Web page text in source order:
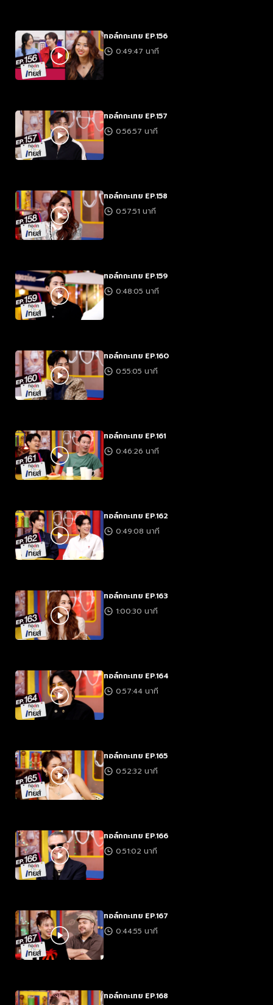
ทอล์กกะเทย EP.156
0:49:47 นาที
ทอล์กกะเทย EP.157
0:56:57 นาที
ทอล์กกะเทย EP.158
0:57:51 นาที
ทอล์กกะเทย EP.159
0:48:05 นาที
ทอล์กกะเทย EP.160
0:55:05 นาที
ทอล์กกะเทย EP.161
0:46:26 นาที
ทอล์กกะเทย EP.162
0:49:08 นาที
ทอล์กกะเทย EP.163
1:00:30 นาที
ทอล์กกะเทย EP.164
0:57:44 นาที
ทอล์กกะเทย EP.165
0:52:32 นาที
ทอล์กกะเทย EP.166
0:51:02 นาที
ทอล์กกะเทย EP.167
0:44:55 นาที
ทอล์กกะเทย EP.168